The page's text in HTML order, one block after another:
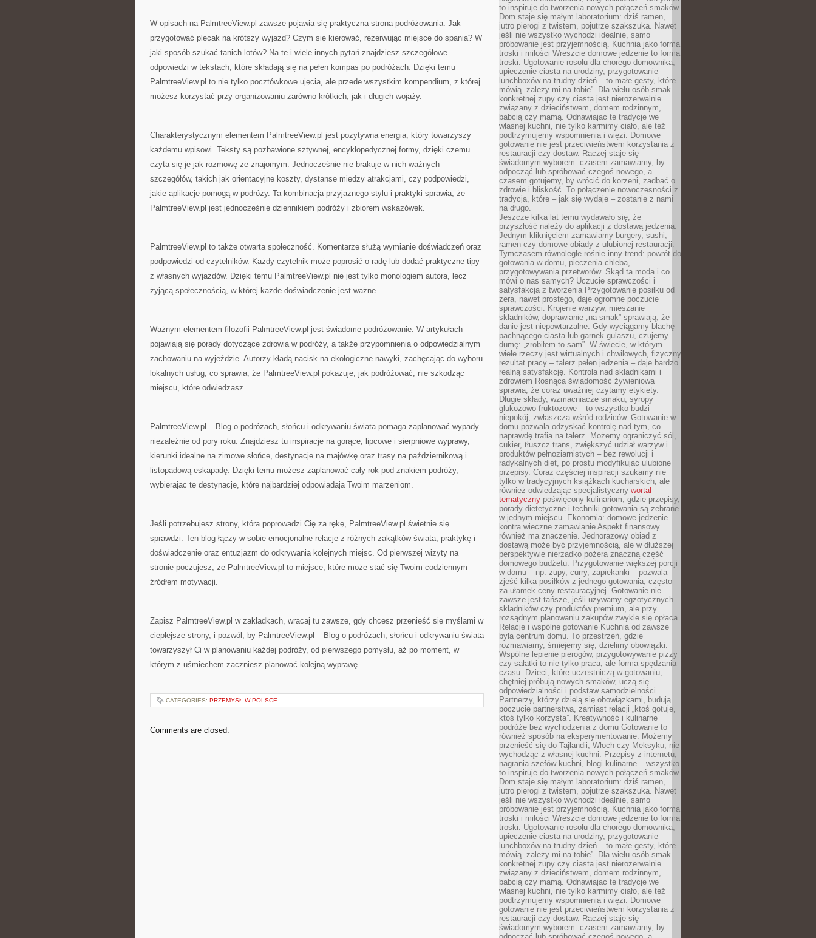
W opisach na PalmtreeView.pl zawsze pojawia się praktyczna strona podróżowania. Jak
przygotować plecak na krótszy wyjazd? Czym się kierować, rezerwując miejsce do spania? W
jaki sposób szukać tanich lotów? Na te i wiele innych pytań znajdziesz szczegółowe
odpowiedzi w tekstach, które składają się na pełen kompas po podróżach. Dzięki temu
PalmtreeView.pl to nie tylko pocztówkowe ujęcia, ale przede wszystkim kompendium, z której
możesz korzystać przy organizowaniu zarówno krótkich, jak i długich wojaży.
Charakterystycznym elementem PalmtreeView.pl jest pozytywna energia, który towarzyszy
każdemu wpisowi. Teksty są pozbawione sztywnej, encyklopedycznej formy, dzięki czemu
czyta się je jak rozmowę ze znajomym. Jednocześnie nie brakuje w nich ważnych
szczegółów, takich jak orientacyjne koszty, dystanse między atrakcjami, czy podpowiedzi,
jakie aplikacje pomogą w podróży. Ta kombinacja przyjaznego stylu i praktyki sprawia, że
PalmtreeView.pl jest jednocześnie dziennikiem podróży i zbiorem wskazówek.
PalmtreeView.pl to także otwarta społeczność. Komentarze służą wymianie doświadczeń oraz
podpowiedzi od czytelników. Każdy czytelnik może poprosić o radę lub dodać praktyczne tipy
z własnych wyjazdów. Dzięki temu PalmtreeView.pl nie jest tylko monologiem autora, lecz
żyjącą społecznością, w której każde doświadczenie jest ważne.
Ważnym elementem filozofii PalmtreeView.pl jest świadome podróżowanie. W artykułach
pojawiają się porady dotyczące zdrowia w podróży, a także przypomnienia o odpowiedzialnym
zachowaniu na wyjeździe. Autorzy kładą nacisk na ekologiczne nawyki, zachęcając do wyboru
lokalnych usług, co sprawia, że PalmtreeView.pl pokazuje, jak podróżować, nie szkodząc
miejscu, które odwiedzasz.
PalmtreeView.pl – Blog o podróżach, słońcu i odkrywaniu świata pomaga zaplanować wypady
niezależnie od pory roku. Znajdziesz tu inspiracje na gorące, lipcowe i sierpniowe wyprawy,
kierunki idealne na zimowe słońce, destynacje na majówkę oraz trasy na październikową i
listopadową eskapadę. Dzięki temu możesz zaplanować cały rok pod znakiem podróży,
wybierając te destynacje, które najbardziej odpowiadają Twoim marzeniom.
Jeśli potrzebujesz strony, która poprowadzi Cię za rękę, PalmtreeView.pl świetnie się
sprawdzi. Ten blog łączy w sobie emocjonalne relacje z różnych zakątków świata, praktykę i
doświadczenie oraz entuzjazm do odkrywania kolejnych miejsc. Od pierwszej wizyty na
stronie poczujesz, że PalmtreeView.pl to miejsce, które może stać się Twoim codziennym
źródłem motywacji.
Zapisz PalmtreeView.pl w zakładkach, wracaj tu zawsze, gdy chcesz przenieść się myślami w
cieplejsze strony, i pozwól, by PalmtreeView.pl – Blog o podróżach, słońcu i odkrywaniu świata
towarzyszył Ci w planowaniu każdej podróży, od pierwszego pomysłu, aż po moment, w
którym z uśmiechem zaczniesz planować kolejną wyprawę.
CATEGORIES: PRZEMYSŁ W POLSCE
Comments are closed.
to inspiruje do tworzenia nowych połączeń smaków.
Dom staje się małym laboratorium: dziś ramen,
jutro pierogi z twistem, pojutrze szakszuka. Nawet
jeśli nie wszystko wychodzi idealnie, samo
próbowanie jest przyjemnością. Kuchnia jako forma
troski i miłości Wreszcie domowe jedzenie to forma
troski. Ugotowanie rosołu dla chorego domownika,
upieczenie ciasta na urodziny, przygotowanie
lunchboxów na trudny dzień – to małe gesty, które
mówią „zależy mi na tobie”. Dla wielu osób smak
konkretnej zupy czy ciasta jest nierozerwalnie
związany z dzieciństwem, domem rodzinnym,
babcią czy mamą. Odnawiając te tradycje we
własnej kuchni, nie tylko karmimy ciało, ale też
podtrzymujemy wspomnienia i więzi. Domowe
gotowanie nie jest przeciwieństwem korzystania z
restauracji czy dostaw. Raczej staje się
świadomym wyborem: czasem zamawiamy, by
odpocząć lub spróbować czegoś nowego, a
czasem gotujemy, by wrócić do korzeni, zadbać o
zdrowie i bliskość. To połączenie nowoczesności z
tradycją, które – jak się wydaje – zostanie z nami
na długo.
Jeszcze kilka lat temu wydawało się, że
przyszłość należy do aplikacji z dostawą jedzenia.
Jednym kliknięciem zamawiamy burgery, sushi,
ramen czy domowe obiady z ulubionej restauracji.
Tymczasem równolegle rośnie inny trend: powrót do
gotowania w domu, pieczenia chleba,
przygotowywania przetworów. Skąd ta moda i co
mówi o nas samych? Uczucie sprawczości i
satysfakcja z tworzenia Przygotowanie posiłku od
zera, nawet prostego, daje ogromne poczucie
sprawczości. Krojenie warzyw, mieszanie
składników, doprawianie „na smak” sprawiają, że
danie jest niepowtarzalne. Gdy wyciągamy blachę
pachnącego ciasta lub garnek gulaszu, czujemy
dumę: „zrobiłem to sam”. W świecie, w którym
wiele rzeczy jest wirtualnych i chwilowych, fizyczny
rezultat pracy – talerz pełen jedzenia – daje bardzo
realną satysfakcję. Kontrola nad składnikami i
zdrowiem Rosnąca świadomość żywieniowa
sprawia, że coraz uważniej czytamy etykiety.
Długie składy, wzmacniacze smaku, syropy
glukozowo-fruktozowe – to wszystko budzi
niepokój, zwłaszcza wśród rodziców. Gotowanie w
domu pozwala odzyskać kontrolę nad tym, co
naprawdę trafia na talerz. Możemy ograniczyć sól,
cukier, tłuszcz trans, zwiększyć udział warzyw i
produktów pełnoziarnistych – bez rewolucji i
radykalnych diet, po prostu modyfikując ulubione
przepisy. Coraz częściej inspiracji szukamy nie
tylko w tradycyjnych książkach kucharskich, ale
również odwiedzając specjalistyczny wortal
tematyczny poświęcony kulinariom, gdzie przepisy,
porady dietetyczne i techniki gotowania są zebrane
w jednym miejscu. Ekonomia: domowe jedzenie
kontra wieczne zamawianie Aspekt finansowy
również ma znaczenie. Jednorazowy obiad z
dostawą może być przyjemnością, ale w dłuższej
perspektywie nierzadko pożera znaczną część
domowego budżetu. Przygotowanie większej porcji
w domu – np. zupy, curry, zapiekanki – pozwala
zjeść kilka posiłków z jednego gotowania, często
za ułamek ceny restauracyjnej. Gotowanie nie
zawsze jest tańsze, jeśli używamy egzotycznych
składników czy produktów premium, ale przy
rozsądnym planowaniu zakupów zwykle się opłaca.
Relacje i wspólne gotowanie Kuchnia od zawsze
była centrum domu. To przestrzeń, gdzie
rozmawiamy, śmiejemy się, dzielimy obowiązki.
Wspólne lepienie pierogów, przygotowywanie pizzy
czy sałatki to nie tylko praca, ale forma spędzania
czasu. Dzieci, które uczestniczą w gotowaniu,
chętniej próbują nowych smaków, uczą się
odpowiedzialności i podstaw samodzielności.
Partnerzy, którzy dzielą się obowiązkami, budują
poczucie partnerstwa, zamiast relacji „ktoś gotuje,
ktoś tylko korzysta”. Kreatywność i kulinarne
podróże bez wychodzenia z domu Gotowanie to
również sposób na eksperymentowanie. Możemy
przenieść się do Tajlandii, Włoch czy Meksyku, nie
wychodząc z własnej kuchni. Przepisy z internetu,
nagrania szefów kuchni, blogi kulinarne – wszystko
to inspiruje do tworzenia nowych połączeń smaków.
Dom staje się małym laboratorium: dziś ramen,
jutro pierogi z twistem, pojutrze szakszuka. Nawet
jeśli nie wszystko wychodzi idealnie, samo
próbowanie jest przyjemnością. Kuchnia jako forma
troski i miłości Wreszcie domowe jedzenie to forma
troski. Ugotowanie rosołu dla chorego domownika,
upieczenie ciasta na urodziny, przygotowanie
lunchboxów na trudny dzień – to małe gesty, które
mówią „zależy mi na tobie”. Dla wielu osób smak
konkretnej zupy czy ciasta jest nierozerwalnie
związany z dzieciństwem, domem rodzinnym,
babcią czy mamą. Odnawiając te tradycje we
własnej kuchni, nie tylko karmimy ciało, ale też
podtrzymujemy wspomnienia i więzi. Domowe
gotowanie nie jest przeciwieństwem korzystania z
restauracji czy dostaw. Raczej staje się
świadomym wyborem: czasem zamawiamy, by